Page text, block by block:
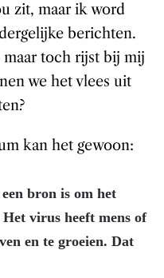
zit, maar ik word
berichten.
toch rijst bij mij
we het vlees uit
kan het gewoon:
bron is om het
virus heeft mens of
en te groeien. Dat